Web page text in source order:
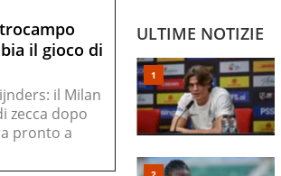
il gioco di
il Milan
zecca dopo
pronto a
ULTIME NOTIZIE